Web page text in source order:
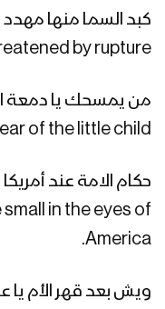
مابال
غزة الروح |
كليب
رجال
كبد السما منها مهدد
by rupture.
من يمسحك يا دمعة
of the little child?
حكام الامة عند
in the eyes of
America.
ويش بعد قهر الأم يا